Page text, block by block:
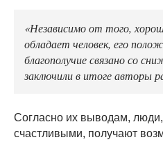
«Независимо от того,
обладает человек, его
благополучие связано со
заключили в итоге авторы
Согласно их выводам,
счастливыми, получают